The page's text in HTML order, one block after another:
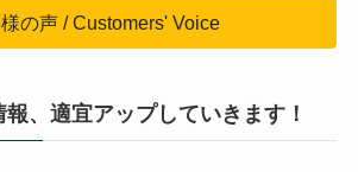
の声 / Customers' Voice
、適宜アップしていきます！